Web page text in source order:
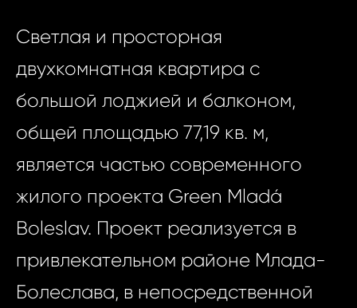
Светлая и просторная
двухкомнатная квартира с
большой лоджией и балконом,
общей площадью 77,19 кв. м,
является частью современного
жилого проекта Green Mladá
Boleslav. Проект реализуется в
привлекательном районе Млада-
Болеслава, в непосредственной